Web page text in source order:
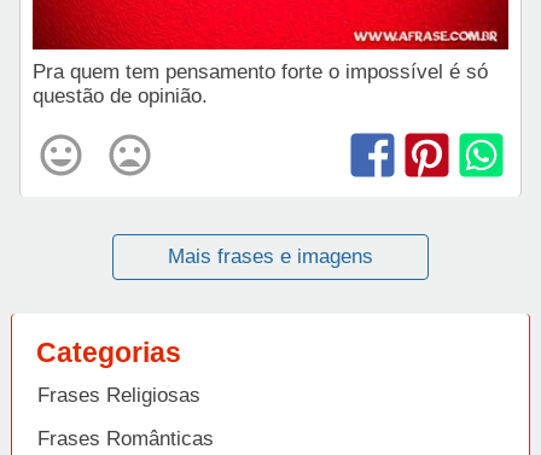
Pra quem tem pensamento forte o impossível é só
questão de opinião.
Mais frases e imagens
Categorias
Frases Religiosas
Frases Românticas